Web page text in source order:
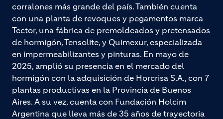
corralones más grande del país. También cuenta
con una planta de revoques y pegamentos marca
Tector, una fábrica de premoldeados y pretensados
de hormigón, Tensolite, y Quimexur, especializada
en impermeabilizantes y pinturas. En mayo de
2025, amplió su presencia en el mercado del
hormigón con la adquisición de Horcrisa S.A., con 7
plantas productivas en la Provincia de Buenos
Aires. A su vez, cuenta con Fundación Holcim
Argentina que lleva más de 35 años de trayectoria